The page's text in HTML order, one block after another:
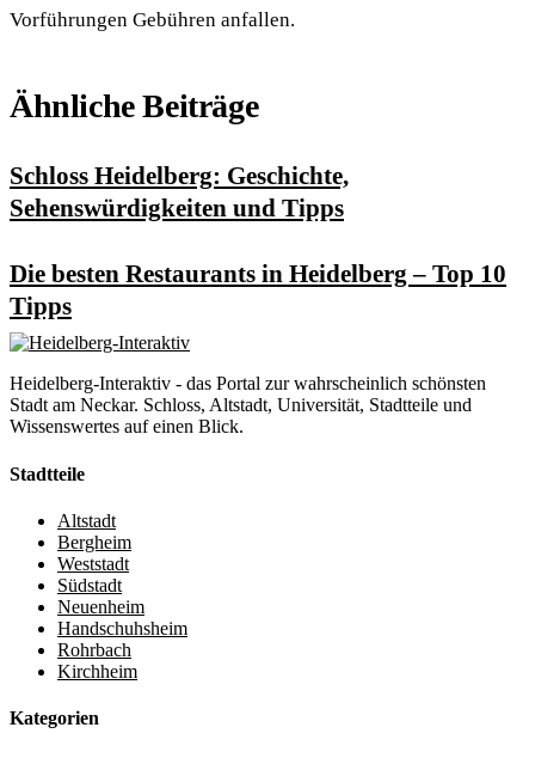
Vorführungen Gebühren anfallen.
Ähnliche Beiträge
Schloss Heidelberg: Geschichte,
Sehenswürdigkeiten und Tipps
Die besten Restaurants in Heidelberg – Top 10
Tipps
Heidelberg-Interaktiv - das Portal zur wahrscheinlich schönsten
Stadt am Neckar. Schloss, Altstadt, Universität, Stadtteile und
Wissenswertes auf einen Blick.
Stadtteile
Altstadt
Bergheim
Weststadt
Südstadt
Neuenheim
Handschuhsheim
Rohrbach
Kirchheim
Kategorien